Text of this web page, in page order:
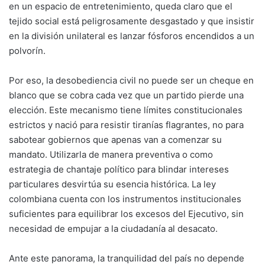
en un espacio de entretenimiento, queda claro que el
tejido social está peligrosamente desgastado y que insistir
en la división unilateral es lanzar fósforos encendidos a un
polvorín.
Por eso, la desobediencia civil no puede ser un cheque en
blanco que se cobra cada vez que un partido pierde una
elección. Este mecanismo tiene límites constitucionales
estrictos y nació para resistir tiranías flagrantes, no para
sabotear gobiernos que apenas van a comenzar su
mandato. Utilizarla de manera preventiva o como
estrategia de chantaje político para blindar intereses
particulares desvirtúa su esencia histórica. La ley
colombiana cuenta con los instrumentos institucionales
suficientes para equilibrar los excesos del Ejecutivo, sin
necesidad de empujar a la ciudadanía al desacato.
Ante este panorama, la tranquilidad del país no depende